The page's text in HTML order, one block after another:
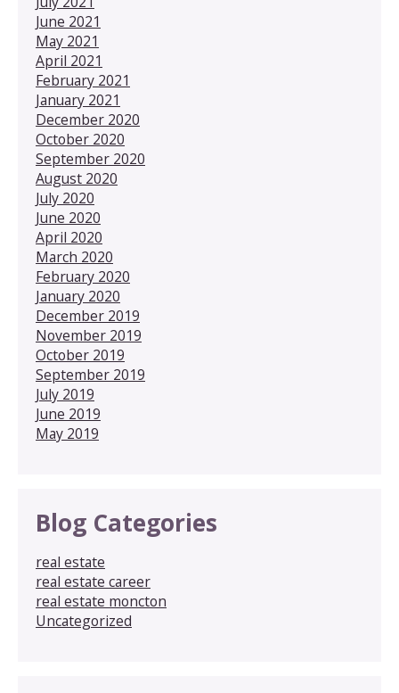
June 2021
May 2021
April 2021
February 2021
January 2021
December 2020
October 2020
September 2020
August 2020
July 2020
June 2020
April 2020
March 2020
February 2020
January 2020
December 2019
November 2019
October 2019
September 2019
July 2019
June 2019
May 2019
Blog Categories
real estate
real estate career
real estate moncton
Uncategorized